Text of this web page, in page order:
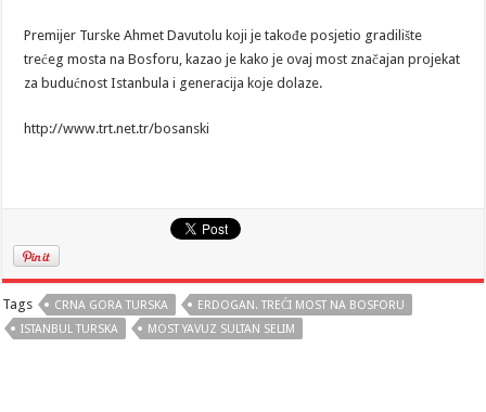
Premijer Turske Ahmet Davutolu koji je takođe posjetio gradilište
trećeg mosta na Bosforu, kazao je kako je ovaj most značajan projekat
za budućnost Istanbula i generacija koje dolaze.
http://www.trt.net.tr/bosanski
Tags CRNA GORA TURSKA
ERDOGAN. TREĆI MOST NA BOSFORU
ISTANBUL TURSKA
MOST YAVUZ SULTAN SELIM